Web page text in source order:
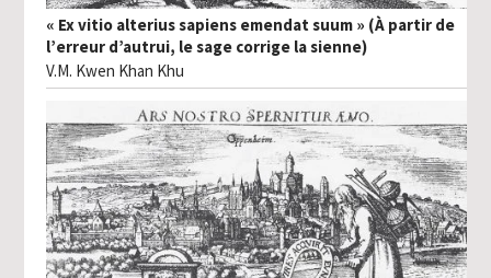
« Ex vitio alterius sapiens emendat suum » (À partir de
l’erreur d’autrui, le sage corrige la sienne)
V.M. Kwen Khan Khu